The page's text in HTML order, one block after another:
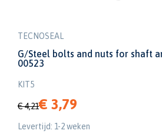
TECNOSEAL
G/Steel bolts and nuts for shaft
00523
KIT5
€ 4,21€ 3,79
Levertijd: 1-2 weken